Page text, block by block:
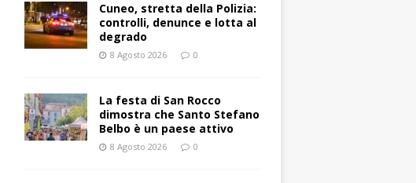
Cuneo, stretta della Polizia:
controlli, denunce e lotta al
degrado
8 Agosto 2026 0
La festa di San Rocco
dimostra che Santo Stefano
Belbo è un paese attivo
8 Agosto 2026 0